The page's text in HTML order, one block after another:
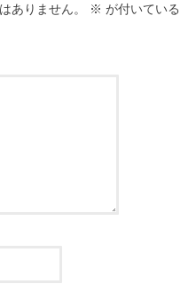
ありません。 ※ が付いている